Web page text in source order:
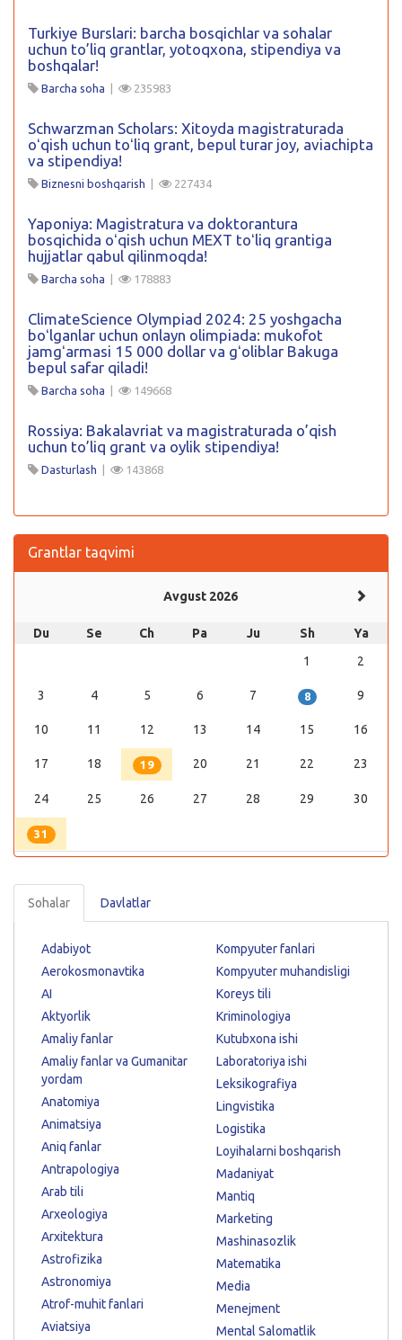
Turkiye Burslari: barcha bosqichlar va sohalar
uchun to’liq grantlar, yotoqxona, stipendiya va
boshqalar!
Barcha soha 235983
Schwarzman Scholars: Xitoyda magistraturada
oʻqish uchun toʻliq grant, bepul turar joy, aviachipta
va stipendiya!
Biznesni boshqarish 227434
Yaponiya: Magistratura va doktorantura
bosqichida oʻqish uchun MEXT toʻliq grantiga
hujjatlar qabul qilinmoqda!
Barcha soha 178883
ClimateScience Olympiad 2024: 25 yoshgacha
boʻlganlar uchun onlayn olimpiada: mukofot
jamgʻarmasi 15 000 dollar va gʻoliblar Bakuga
bepul safar qiladi!
Barcha soha 149668
Rossiya: Bakalavriat va magistraturada o’qish
uchun to’liq grant va oylik stipendiya!
Dasturlash 143868
Grantlar taqvimi
Avgust 2026
Du Se Ch Pa Ju Sh
Ya
1
2
3 4 5 6 7 8 9
10 11 12 13 14 15 16
17 18 19 20 21 22 23
24 25 26 27 28 29 30
31
Sohalar Davlatlar
Adabiyot
Aerokosmonavtika
AI
Aktyorlik
Amaliy fanlar
Amaliy fanlar va Gumanitar
yordam
Anatomiya
Animatsiya
Aniq fanlar
Antrapologiya
Arab tili
Arxeologiya
Arxitektura
Astrofizika
Astronomiya
Atrof-muhit fanlari
Aviatsiya
Kompyuter fanlari
Kompyuter muhandisligi
Koreys tili
Kriminologiya
Kutubxona ishi
Laboratoriya ishi
Leksikografiya
Lingvistika
Logistika
Loyihalarni boshqarish
Madaniyat
Mantiq
Marketing
Mashinasozlik
Matematika
Media
Menejment
Mental Salomatlik